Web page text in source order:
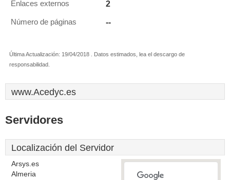
Enlaces externos 2
Número de páginas --
Última Actualización: 19/04/2018 . Datos estimados, lea el descargo de
responsabilidad.
www.Acedyc.es
Servidores
Localización del Servidor
Arsys.es
Almeria